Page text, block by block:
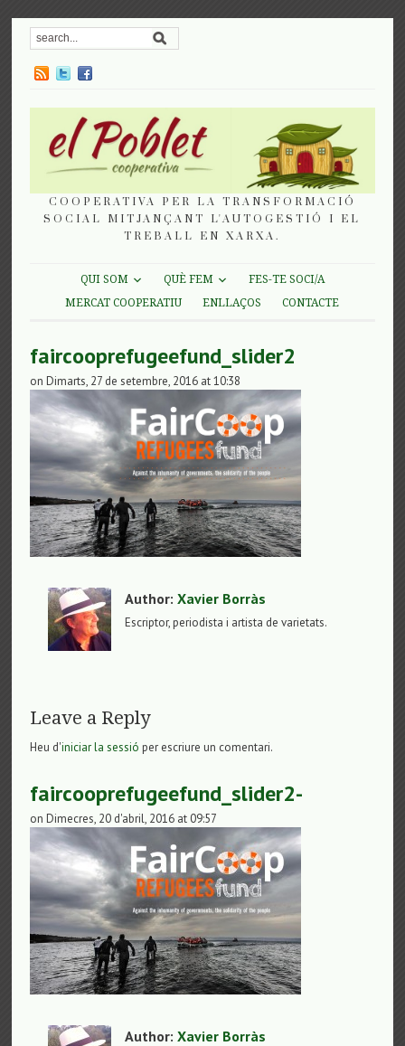
COOPERATIVA PER LA TRANSFORMACIÓ
SOCIAL MITJANÇANT L'AUTOGESTIÓ I EL
TREBALL EN XARXA.
QUI SOM QUÈ FEM
FES-TE SOCI/A
MERCAT COOPERATIU
ENLLAÇOS CONTACTE
faircooprefugeefund_slider2
on Dimarts, 27 de setembre, 2016 at 10:38
Author:Xavier Borràs
Escriptor, periodista i artista de varietats.
Leave a Reply
Heu d'iniciar la sessió per escriure un comentari.
faircooprefugeefund_slider2-
on Dimecres, 20 d'abril, 2016 at 09:57
Author:Xavier Borràs